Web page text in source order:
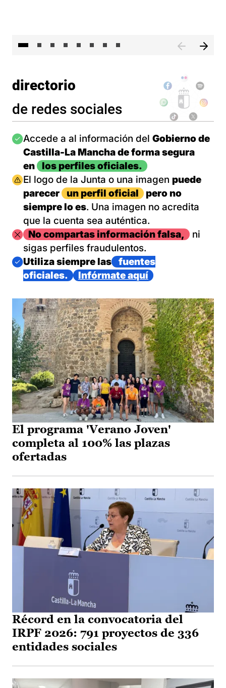
directorio
de redes sociales
Imagen
Accede a al información del Gobierno de
Castilla-La Mancha de forma segura
en
los perfiles oficiales.
Imagen
El logo de la Junta o una imagen puede
parecer
un perfil oficial
pero no
siempre lo es. Una imagen no acredita
que la cuenta sea auténtica.
ImagenNo compartas información falsa,
ni
sigas perfiles fraudulentos.
Imagen
Utiliza siempre las
fuentes
oficiales.
Infórmate aquí
El programa 'Verano Joven'
completa al 100% las plazas
ofertadas
Récord en la convocatoria del
IRPF 2026: 791 proyectos de 336
entidades sociales